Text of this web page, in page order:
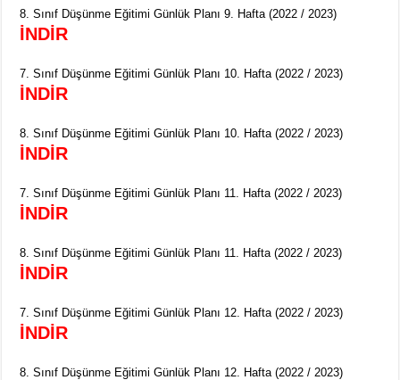
8. Sınıf Düşünme Eğitimi Günlük Planı 9. Hafta (2022 / 2023)
İNDİR
7. Sınıf Düşünme Eğitimi Günlük Planı 10. Hafta (2022 / 2023)
İNDİR
8. Sınıf Düşünme Eğitimi Günlük Planı 10. Hafta (2022 / 2023)
İNDİR
7. Sınıf Düşünme Eğitimi Günlük Planı 11. Hafta (2022 / 2023)
İNDİR
8. Sınıf Düşünme Eğitimi Günlük Planı 11. Hafta (2022 / 2023)
İNDİR
7. Sınıf Düşünme Eğitimi Günlük Planı 12. Hafta (2022 / 2023)
İNDİR
8. Sınıf Düşünme Eğitimi Günlük Planı 12. Hafta (2022 / 2023)